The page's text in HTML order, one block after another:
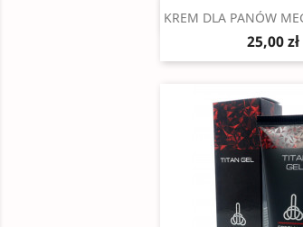
 Szybki
KREM DLA PANÓW
25,00 zł